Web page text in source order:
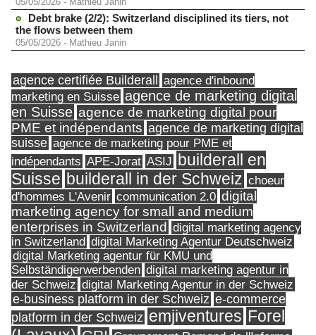
Debt brake (2/2): Switzerland disciplined its tiers, not
the flows between them
05/05/2026 - Mathieu Janin
agence certifiée Builderall
agence d'inbound
marketing en Suisse agence de marketing digital
en Suisse agence de marketing digital pour
PME et indépendants agence de marketing digital
suisse agence de marketing pour PME et
indépendants APE-Jorat ASIJ builderall en
Suisse builderall in der Schweiz choeur
d'hommes L'Avenir communication 2.0 digital
marketing agency for small and medium
enterprises in Switzerland digital marketing agency
in Switzerland digital Marketing Agentur Deutschweiz
digital Marketing agentur für KMU und
Selbständigerwerbenden digital marketing agentur in
der Schweiz digital Marketing Agentur in der Schweiz
e-business platform in der Schweiz e-commerce
platform in der Schweiz emjiventures Forel